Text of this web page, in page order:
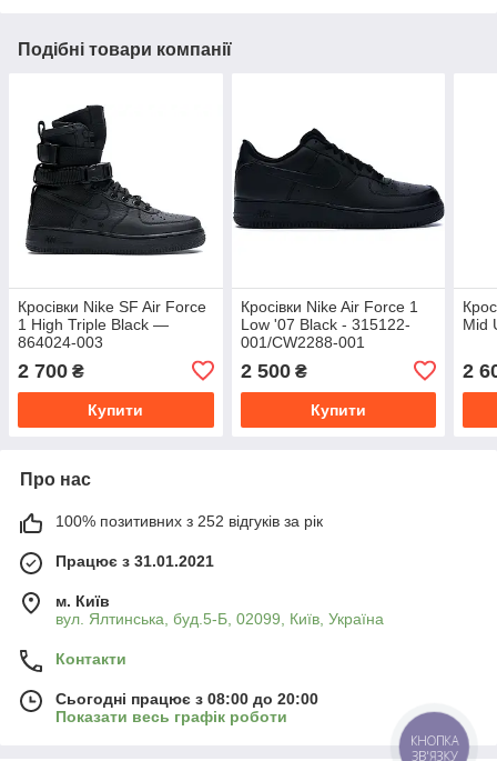
Подібні товари компанії
Кросівки Nike SF Air Force
1 High Triple Black —
864024-003
2 700 ₴
Купити
Кросівки Nike Air Force 1
Low '07 Black - 315122-
001/CW2288-001
2 500₴
Купити
Mid
2
Про нас
100% позитивних з 252 відгуків за рік
Працює з 31.01.2021
м. Київ
вул. Ялтинська, буд.5-Б, 02099, Київ, Україна
Контакти
Сьогодні працює з 08:00 до 20:00
Показати весь графік роботи
КНОПКА
ЗВ'ЯЗКУ